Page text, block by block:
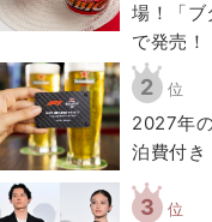
場！「ブ
で発売！
2 位
2027年
泊費付き
3 位